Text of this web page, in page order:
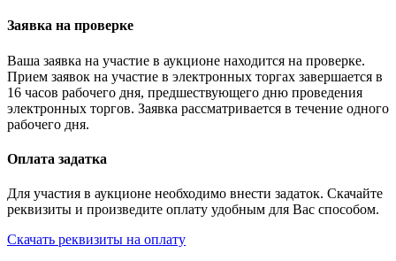
Заявка на проверке
Ваша заявка на участие в аукционе находится на проверке.
Прием заявок на участие в электронных торгах завершается в
16 часов рабочего дня, предшествующего дню проведения
электронных торгов. Заявка рассматривается в течение одного
рабочего дня.
Оплата задатка
Для участия в аукционе необходимо внести задаток. Скачайте
реквизиты и произведите оплату удобным для Вас способом.
Скачать реквизиты на оплату